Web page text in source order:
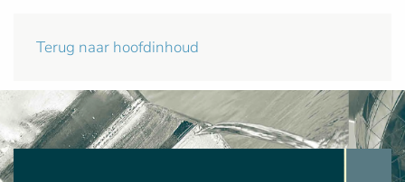
Terug naar hoofdinhoud